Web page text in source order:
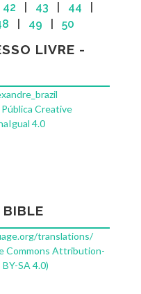
42 43 44
49 50
LIVRE -
Creative
4.0
BIBLE
translations/
Commons Attribution-
SA 4.0)